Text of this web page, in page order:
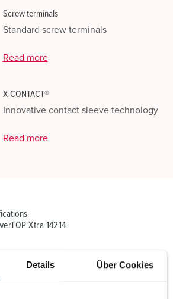
Details Über Cookies
Screw terminals
Standard screw terminals
Read more
X-CONTACT®
Innovative contact sleeve technology
Read more
Xtra 14214
5 p